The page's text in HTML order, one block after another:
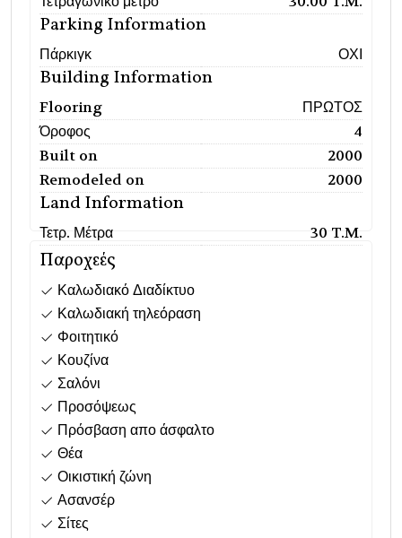
Parking Information
Πάρκιγκ ΟΧΙ
Building Information
Flooring
ΠΡΩΤΟΣ
Όροφος
4
Built on
2000
Remodeled on
2000
Land Information
Τετρ. Μέτρα 30 T.M.
Παροχεές
Καλωδιακό Διαδίκτυο
Καλωδιακή τηλεόραση
Φοιτητικό
Κουζίνα
Σαλόνι
Προσόψεως
Πρόσβαση απο άσφαλτο
Θέα
Οικιστική ζώνη
Ασανσέρ
Σίτες